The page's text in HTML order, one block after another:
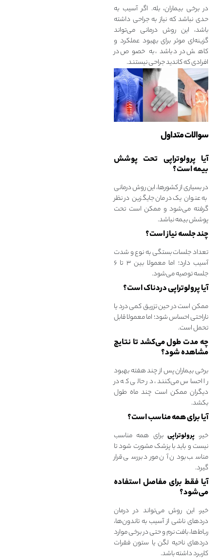
در برخی بیماران، بله. اگر آسیب به
حدی نباشد که نیاز به جراحی داشته
باشد، این روش درمانی می‌تواند
گزینه‌ای موثر برای بهبود عملکرد و
کاهش درد باشد، به‌ خصوص در
افرادی که کاندید جراحی نیستند.
سوالات متداول
آیا پرولوتراپی تحت پوشش
بیمه است؟
در بسیاری از کشورها، این روش درمانی
به‌ عنوان یک درمان جایگزین در نظر
گرفته می‌شود و ممکن است تحت
پوشش بیمه نباشد.
چند جلسه نیاز است؟
تعداد جلسات بستگی به نوع و شدت
آسیب دارد؛ اما معمولا بین ۳ تا ۶
جلسه توصیه می‌شود.
آیا پرولوتراپی دردناک است؟
ممکن است در حین تزریق کمی درد یا
ناراحتی احساس شود؛ اما معمولا قابل
تحمل است.
چه مدت طول می‌کشد تا نتایج
مشاهده شود؟
برخی بیماران پس از چند هفته بهبود
را احساس می‌کنند، در حالی که در
دیگران ممکن است چند ماه طول
بکشد.
آیا برای همه مناسب است؟
خیر،پرولوتراپی برای همه مناسب
نیست و باید با پزشک مشورت شود تا
مناسب بودن آن مورد بررسی قرار
گیرد.
آیا فقط برای مفاصل استفاده
می‌شود؟
خیر، این روش می‌تواند در درمان
دردهای ناشی از آسیب به تاندون‌ها،
رباط‌ها، بافت نرم و حتی در برخی موارد
دردهای ناحیه لگن یا ستون فقرات
کاربرد داشته باشد.